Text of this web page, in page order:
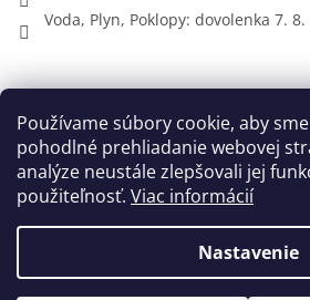
Používame súbory cookie, aby
pohodlné prehliadanie webovej
analýze neustále zlepšovali jej
použiteľnosť. Viac informácií
Nastavenie
Voda, Plyn, Poklopy: dovolenka 7.
Vytvoril